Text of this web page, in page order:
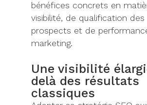
bénéfices concrets en
visibilité, de qualification des
prospects et de
marketing.
Une visibilité
delà des résultats
classiques